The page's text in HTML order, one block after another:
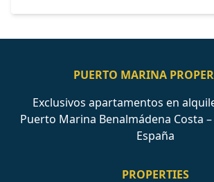
PUERTO MARINA
Exclusivos apartamentos en
Puerto Marina Benalmádena Costa –
España
PROPERTIES